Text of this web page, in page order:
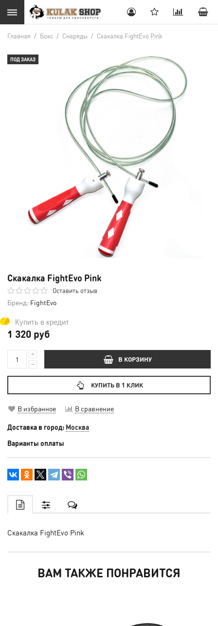
Главная / Бокс / Снаряды / Скакалка FightEvo Pink
ПОД ЗАКАЗ
Скакалка FightEvo Pink
Оставить отзыв
Бренд: FightEvo
Купить в кредит
1 320 руб
В КОРЗИНУ
КУПИТЬ В 1 КЛИК
В избранное В сравнение
Доставка в город: Москва
Варианты оплаты
Скакалка FightEvo Pink
ВАМ ТАКЖЕ ПОНРАВИТСЯ